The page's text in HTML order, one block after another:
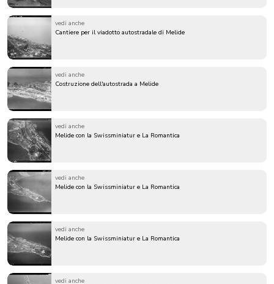
vedi anche
Cantiere per il viadotto autostradale di Melide
vedi anche
Costruzione dell'autostrada a Melide
vedi anche
Melide con la Swissminiatur e La Romantica
vedi anche
Melide con la Swissminiatur e La Romantica
vedi anche
Melide con la Swissminiatur e La Romantica
vedi anche